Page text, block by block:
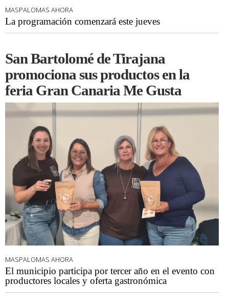
MASPALOMAS AHORA
La programación comenzará este jueves
San Bartolomé de Tirajana
promociona sus productos en la
feria Gran Canaria Me Gusta
MASPALOMAS AHORA
El municipio participa por tercer año en el evento con
productores locales y oferta gastronómica